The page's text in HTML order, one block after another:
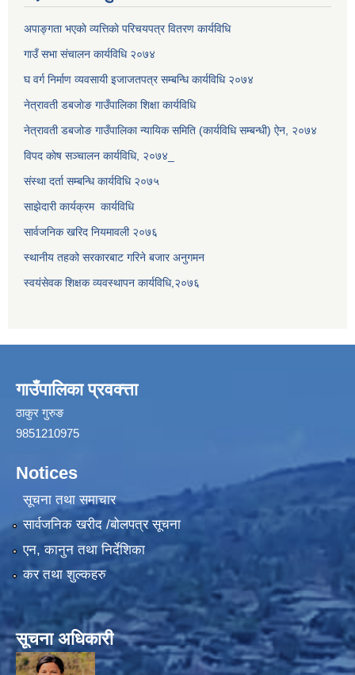
अपाङ्गता भएकाे व्यत्तिकाे परिचयपत्र वितरण कार्यविधि
गाउँ सभा संचालन कार्यविधि २०७४
घ वर्ग निर्माण व्यवसायी इजाजतपत्र सम्बन्धि कार्यविधि २०७४
नेत्रावती डबजाेङ गाउँपालिका शिक्षा कार्यविधि
नेत्रावती डबजोङ गाउँपालिका न्यायिक समिति (कार्यविधि सम्बन्धी) ऐन, २०७४
विपद काेष सञ्चालन कार्यविधि, २०७४_
संस्था दर्ता सम्बन्धि कार्यविधि २०७५
साझेदारी कार्यक्रम कार्यविधि
सार्वजनिक खरिद नियमावली २०७६
स्थानीय तहको सरकारबाट गरिने बजार अनुगमन
स्वयंसेवक शिक्षक व्यवस्थापन कार्यविधि,२०७६
गाउँपालिका प्रवक्त्ता
ठाकुर गुरुङ
9851210975
Notices
सूचना तथा समाचार
सार्वजनिक खरीद /बोलपत्र सूचना
एन, कानुन तथा निर्देशिका
कर तथा शुल्कहरु
सूचना अधिकारी